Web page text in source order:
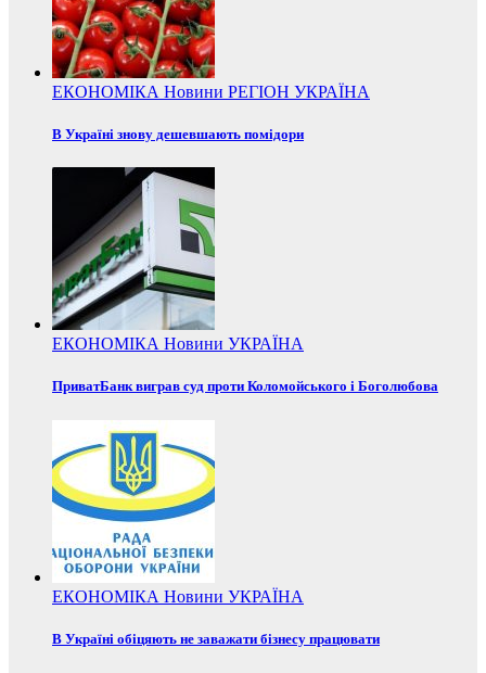
ЕКОНОМІКА Новини РЕГІОН УКРАЇНА
В Україні знову дешевшають помідори
ЕКОНОМІКА Новини УКРАЇНА
ПриватБанк виграв суд проти Коломойського і Боголюбова
ЕКОНОМІКА Новини УКРАЇНА
В Україні обіцяють не заважати бізнесу працювати